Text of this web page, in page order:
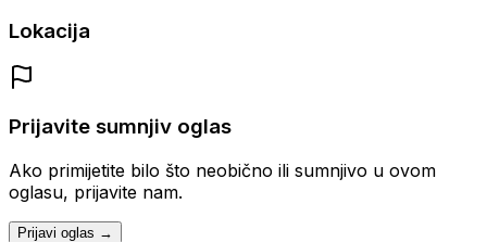
Lokacija
Prijavite sumnjiv oglas
Ako primijetite bilo što neobično ili sumnjivo u ovom
oglasu, prijavite nam.
Prijavi oglas →